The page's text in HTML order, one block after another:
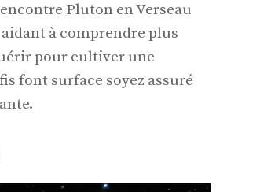
Pluton en Verseau
à comprendre plus
pour cultiver une
font surface soyez assuré